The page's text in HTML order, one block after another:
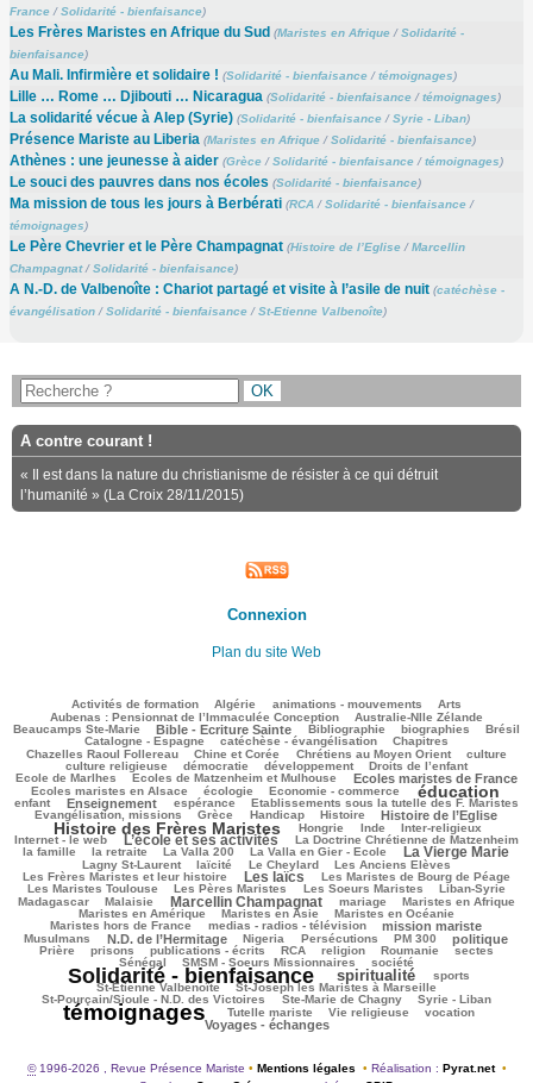
France/Solidarité - bienfaisance)
Les Frères Maristes en Afrique du Sud (Maristes en Afrique/Solidarité -
bienfaisance)
Au Mali. Infirmière et solidaire ! (Solidarité - bienfaisance/témoignages)
Lille … Rome … Djibouti … Nicaragua (Solidarité - bienfaisance/témoignages)
La solidarité vécue à Alep (Syrie) (Solidarité - bienfaisance/Syrie - Liban)
Présence Mariste au Liberia (Maristes en Afrique/Solidarité - bienfaisance)
Athènes : une jeunesse à aider (Grèce/Solidarité - bienfaisance/témoignages)
Le souci des pauvres dans nos écoles (Solidarité - bienfaisance)
Ma mission de tous les jours à Berbérati (RCA/Solidarité - bienfaisance/
témoignages)
Le Père Chevrier et le Père Champagnat (Histoire de l’Eglise/Marcellin
Champagnat/Solidarité - bienfaisance)
A N.-D. de Valbenoîte : Chariot partagé et visite à l’asile de nuit (catéchèse -
évangélisation/Solidarité - bienfaisance/St-Etienne Valbenoîte)
A contre courant !
« Il est dans la nature du christianisme de résister à ce qui détruit
l’humanité » (La Croix 28/11/2015)
Connexion
Plan du site Web
Activités de formation Algérie animations - mouvements Arts
Aubenas : Pensionnat de l’Immaculée Conception
42/2433 Australie-Nlle Zélande
72/2433
Beaucamps Ste-Marie
589/2433 Bible - Ecriture Sainte
35/2433 Bibliographie
461/2433 biographies
152/2433 Brésil
498/2433
Catalogne - Espagne
catéchèse - évangélisation Chapitres
Chazelles Raoul Follereau
78/2433 Chine et Corée
178/2433 Chrétiens au Moyen Orient
391/2433 culture
34/2433
culture religieuse
démocratie développement Droits de l’enfant
Ecole de Marlhes
174/2433 Ecoles de Matzenheim et Mulhouse
722/2433 Ecoles maristes de France
200/2433
Ecoles maristes en Alsace
453/2433 écologie
84/2433 Economie - commerce
1357/2433 éducation
189/2433
enfant
645/2433 Enseignement
213/2433 espérance
60/2433 Etablissements sous la tutelle des F. Maristes
179/2433
Evangélisation, missions
416/2433 Grèce
76/2433 Handicap
198/2433 Histoire
554/2433 Histoire de l’Eglise
1510/2433
Histoire des Frères Maristes
101/2433 Hongrie Inde Inter-religieux
179/2433
Internet - le web
922/2433 L’école et ses activités
70/2433 La Doctrine Chrétienne de Matzenheim
365/2433
la famille
100/2433 la retraite
38/2433 La Valla 200
67/2433 La Valla en Gier - Ecole
853/2433 La Vierge Marie
319/2433
Lagny St-Laurent
laïcité Le Cheylard Les Anciens Elèves
Les Frères Maristes et leur histoire
1066/2433 Les laïcs
520/2433 Les Maristes de Bourg de Péage
259/2433
Les Maristes Toulouse
363/2433 Les Pères Maristes
265/2433 Les Soeurs Maristes
132/2433 Liban-Syrie
106/2433
Madagascar
21/2433 Malaisie
846/2433 Marcellin Champagnat
72/2433 mariage
283/2433 Maristes en Afrique
191/2433
Maristes en Amérique
Maristes en Asie Maristes en Océanie
Maristes hors de France
286/2433 medias - radios - télévision
715/2433 mission mariste
63/2433
Musulmans
691/2433 N.D. de l’Hermitage
62/2433 Nigeria
147/2433 Persécutions
201/2433 PM 300
614/2433 politique
164/2433
Prière
131/2433 prisons
413/2433 publications - écrits
158/2433 RCA
220/2433 religion
32/2433 Roumanie
24/2433 sectes
28/2433
Sénégal
SMSM - Soeurs Missionnaires société
Solidarité - bienfaisance spiritualité sports
St-Etienne Valbenoîte
St-Joseph les Maristes à Marseille
St-Pourçain/Sioule - N.D. des Victoires
32/2433 Ste-Marie de Chagny
29/2433 Syrie - Liban
2433/2433
témoignages Tutelle mariste Vie religieuse vocation
Voyages - échanges
©1996-2026 , Revue Présence Mariste • Mentions légales • Réalisation : Pyrat.net •